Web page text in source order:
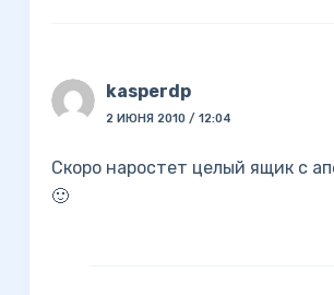
kasperdp
2 ИЮНЯ 2010 / 12:04
Скоро наростет целый ящик с
🙂